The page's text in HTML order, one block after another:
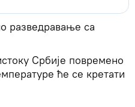
разведравање са
Србије повремено
ће се кретати